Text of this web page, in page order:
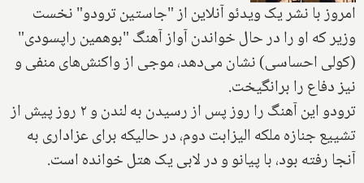
امروز با نشر یک ویدئو آنلاین از "جاستین ترودو" نخست
وزیر که او را در حال خواندن آواز آهنگ "بوهمین راپسودی"
(کولی احساسی) نشان می‌دهد، موجی از واکنش‌های منفی و
نیز دفاع را برانگیخت.
ترودو این آهنگ را روز پس از رسیدن به لندن و ۲ روز پیش از
تشییع جنازه ملکه الیزابت دوم، در حالیکه برای عزاداری به
آنجا رفته بود، با پیانو و در لابی یک هتل خوانده است.